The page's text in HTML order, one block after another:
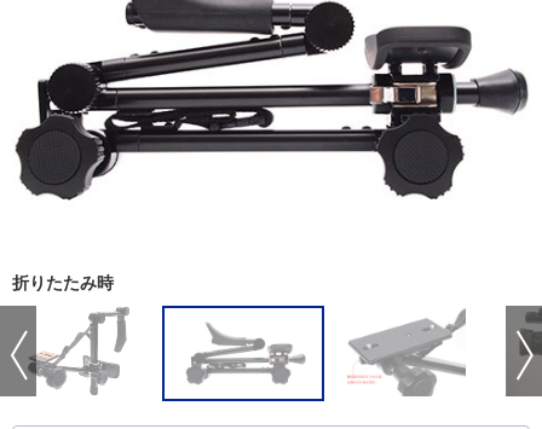
折りたたみ時